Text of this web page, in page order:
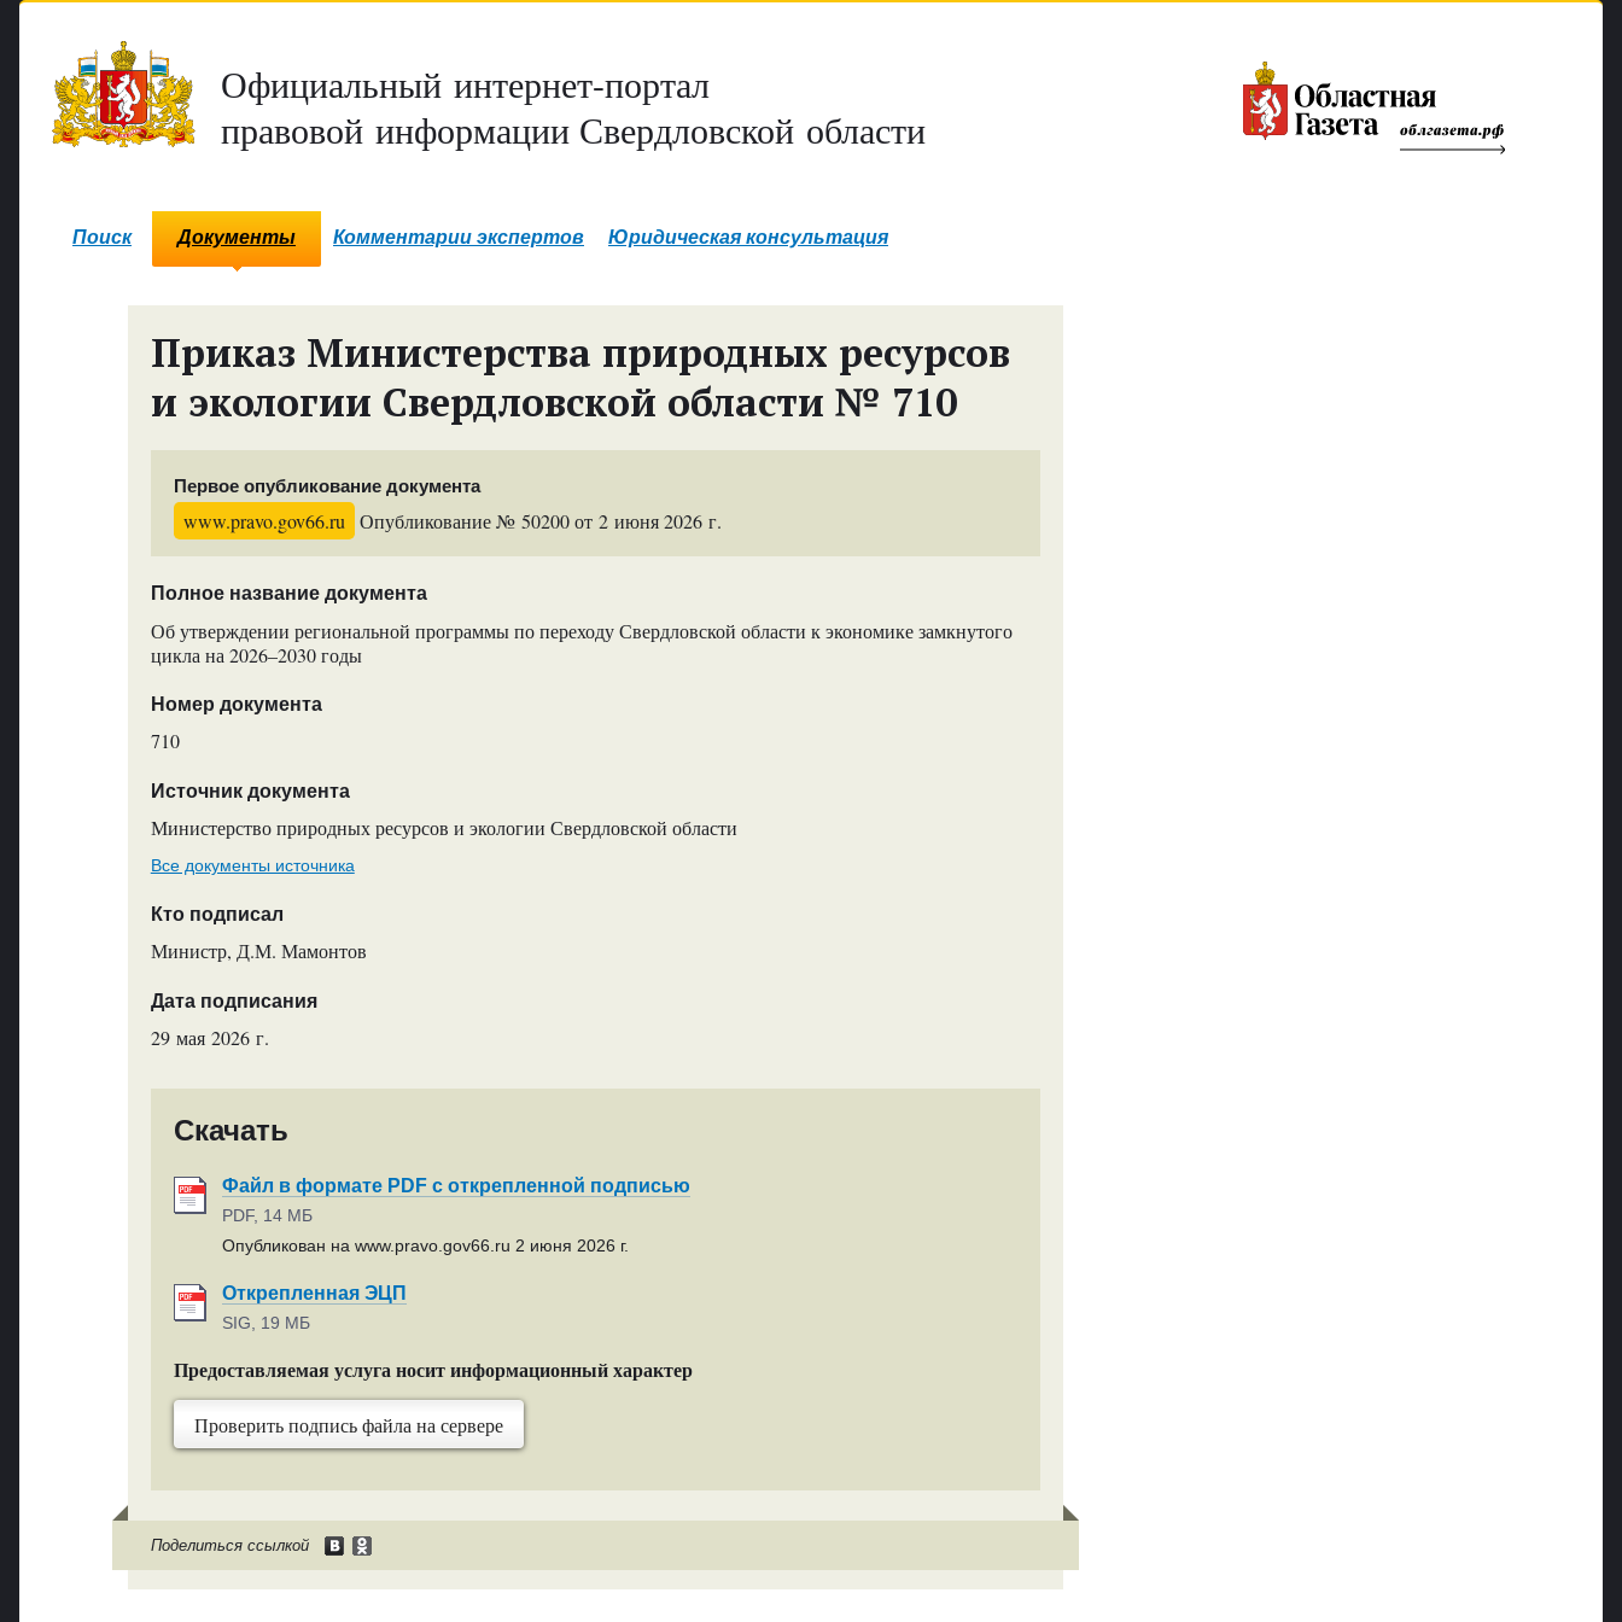
Официальный интернет-портал
правовой информации Свердловской области
Поиск Документы Комментарии экспертов Юридическая консультация
Приказ Министерства природных ресурсов
и экологии Свердловской области № 710
Первое опубликование документа
www.pravo.gov66.ru Опубликование № 50200 от 2 июня 2026 г.
Полное название документа
Об утверждении региональной программы по переходу Свердловской области к экономике замкнутого
цикла на 2026–2030 годы
Номер документа
710
Источник документа
Министерство природных ресурсов и экологии Свердловской области
Все документы источника
Кто подписал
Министр, Д.М. Мамонтов
Дата подписания
29 мая 2026 г.
Скачать
Файл в формате PDF с открепленной подписью
PDF, 14 МБ
Опубликован на www.pravo.gov66.ru 2 июня 2026 г.
Открепленная ЭЦП
SIG, 19 МБ
Предоставляемая услуга носит информационный характер
Проверить подпись файла на сервере
Поделиться ссылкой